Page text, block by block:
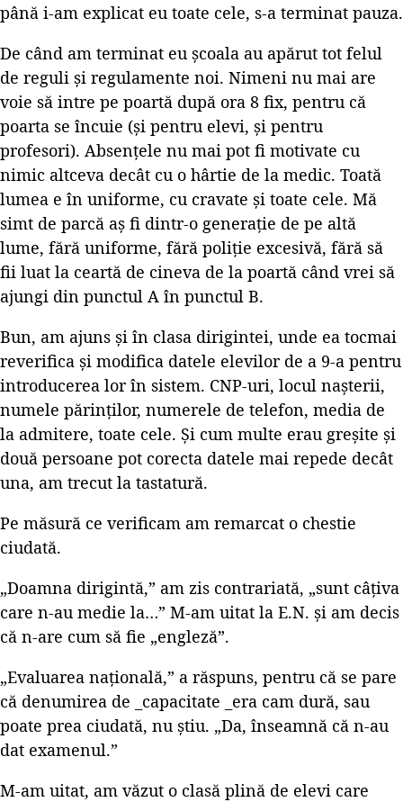
până i-am explicat eu toate cele, s-a terminat pauza.
De când am terminat eu școala au apărut tot felul
de reguli și regulamente noi. Nimeni nu mai are
voie să intre pe poartă după ora 8 fix, pentru că
poarta se încuie (și pentru elevi, și pentru
profesori). Absențele nu mai pot fi motivate cu
nimic altceva decât cu o hârtie de la medic. Toată
lumea e în uniforme, cu cravate și toate cele. Mă
simt de parcă aș fi dintr-o generație de pe altă
lume, fără uniforme, fără poliție excesivă, fără să
fii luat la ceartă de cineva de la poartă când vrei să
ajungi din punctul A în punctul B.
Bun, am ajuns și în clasa dirigintei, unde ea tocmai
reverifica și modifica datele elevilor de a 9-a pentru
introducerea lor în sistem. CNP-uri, locul nașterii,
numele părinților, numerele de telefon, media de
la admitere, toate cele. Și cum multe erau greșite și
două persoane pot corecta datele mai repede decât
una, am trecut la tastatură.
Pe măsură ce verificam am remarcat o chestie
ciudată.
„Doamna dirigintă,” am zis contrariată, „sunt câțiva
care n-au medie la…” M-am uitat la E.N. și am decis
că n-are cum să fie „engleză”.
„Evaluarea națională,” a răspuns, pentru că se pare
că denumirea de _capacitate _era cam dură, sau
poate prea ciudată, nu știu. „Da, înseamnă că n-au
dat examenul.”
M-am uitat, am văzut o clasă plină de elevi care